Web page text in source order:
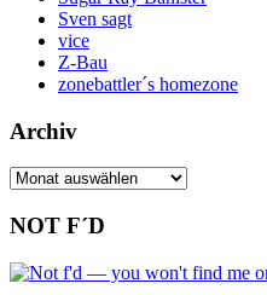
Sven sagt
vice
Z-Bau
zonebattler´s homezone
Archiv
Archiv
NOT F´D